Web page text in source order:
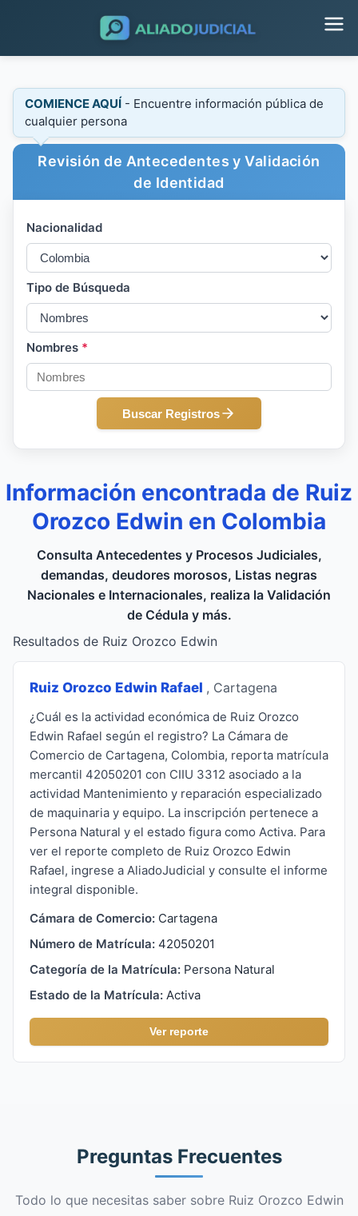
COMIENCE AQUÍ - Encuentre información pública de
cualquier persona
Revisión de Antecedentes y Validación
de Identidad
Nacionalidad
Tipo de Búsqueda
Nombres *
Buscar Registros
Información encontrada de Ruiz
Orozco Edwin en Colombia
Consulta Antecedentes y Procesos Judiciales,
demandas, deudores morosos, Listas negras
Nacionales e Internacionales, realiza la Validación
de Cédula y más.
Resultados de Ruiz Orozco Edwin
Ruiz Orozco Edwin Rafael , Cartagena
¿Cuál es la actividad económica de Ruiz Orozco
Edwin Rafael según el registro? La Cámara de
Comercio de Cartagena, Colombia, reporta matrícula
mercantil 42050201 con CIIU 3312 asociado a la
actividad Mantenimiento y reparación especializado
de maquinaria y equipo. La inscripción pertenece a
Persona Natural y el estado figura como Activa. Para
ver el reporte completo de Ruiz Orozco Edwin
Rafael, ingrese a AliadoJudicial y consulte el informe
integral disponible.
Cámara de Comercio: Cartagena
Número de Matrícula: 42050201
Categoría de la Matrícula: Persona Natural
Estado de la Matrícula: Activa
Ver reporte
Preguntas Frecuentes
Todo lo que necesitas saber sobre Ruiz Orozco Edwin